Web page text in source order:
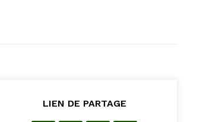
LIEN DE PARTAGE